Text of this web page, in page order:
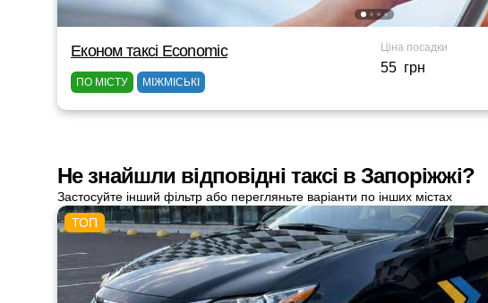
Eконом таксі Economic
ПО МІСТУ МІЖМІСЬКІ
Ціна посадки
55 грн
Не знайшли відповідні таксі в Запоріжжі?
Застосуйте інший фільтр або перегляньте варіанти по інших містах